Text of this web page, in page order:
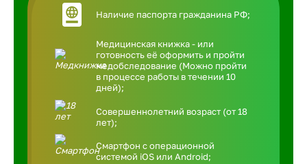
Наличие паспорта гражданина РФ;
Медицинская книжка - или
готовность её оформить и пройти
медобследование (Можно пройти
в процессе работы в течении 10
дней);
Совершеннолетний возраст (от 18
лет);
Смартфон с операционной
системой iOS или Android;